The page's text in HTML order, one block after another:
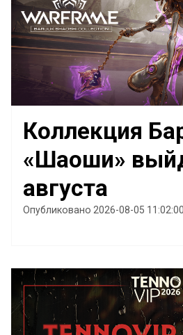
Коллекция
«Шаоши»
августа
Опубликовано 2026-08-05 11:02:00